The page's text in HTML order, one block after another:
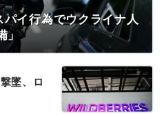
イ行為でウクライナ人
」
墜、ロ